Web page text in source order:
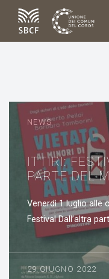
NEWS
ITTIRI:
PARTE DEL
Venerdì 1 luglio alle
Festival Dall’altra
29 GIUGNO 2022